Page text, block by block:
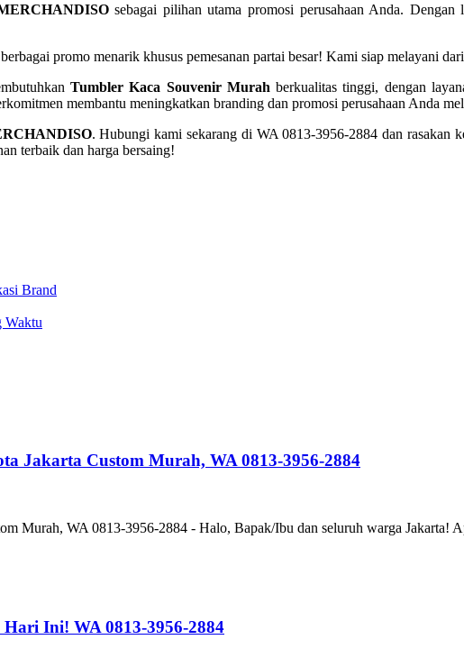
sebagai pilihan utama promosi perusahaan Anda.
promo menarik khusus pemesanan partai besar! Kami siap melayani
Tumbler Kaca Souvenir Murah berkualitas tinggi, dengan
membantu meningkatkan branding dan promosi perusahaan Anda
. Hubungi kami sekarang di WA 0813-3956-2884 dan rasakan
terbaik dan harga bersaing!
Brand
Waktu
Jakarta Custom Murah, WA 0813-3956-2884
Murah, WA 0813-3956-2884 - Halo, Bapak/Ibu dan seluruh warga Jakarta!
Ini! WA 0813-3956-2884